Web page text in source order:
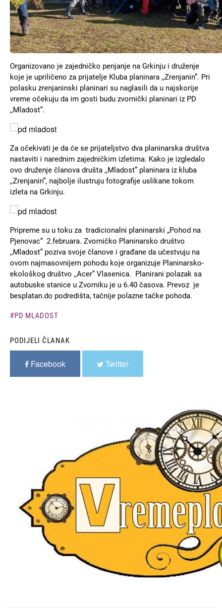
Organizovano je zajedničko penjanje na Grkinju i druženje
koje je upriličeno za prijatelje Kluba planinara ,,Zrenjanin”. Pri
polasku zrenjaninski planinari su naglasili da u najskorije
vreme očekuju da im gosti budu zvornički planinari iz PD
,,Mladost”.
Slika
Za očekivati je da će se prijateljstvo dva planinarska društva
nastaviti i narednim zajedničkim izletima. Kako je izgledalo
ovo druženje članova društa ,,Mladost” planinara iz kluba
,,Zrenjanin”, najbolje ilustruju fotografije uslikane tokom
izleta na Grkinju.
Slika
Pripreme su u toku za tradicionalni planinarski „Pohod na
Pjenovac“ 2.februara. Zvorničko Planinarsko društvo
,,Mladost” poziva svoje članove i građane da učestvuju na
ovom najmasovnijem pohodu koje organizuje Planinarsko-
ekološkog društvo ,,Acer” Vlasenica. Planirani polazak sa
autobuske stanice u Zvorniku je u 6.40 časova. Prevoz je
besplatan.do podredišta, tačnije polazne tačke pohoda.
PD MLADOST
PODIJELI ČLANAK
Facebook Twitter